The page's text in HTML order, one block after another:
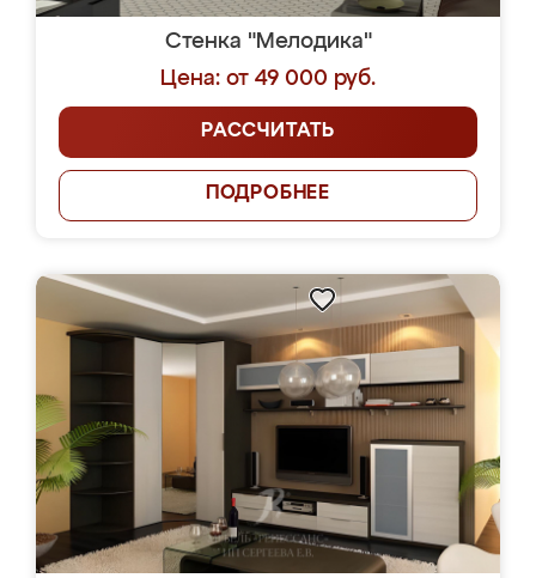
Стенка "Мелодика"
Цена: от 49 000 руб.
РАССЧИТАТЬ
ПОДРОБНЕЕ